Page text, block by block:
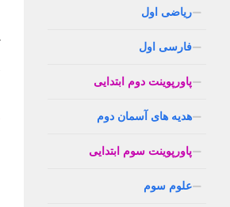
ریاضی اول
فارسی اول
پاورپوینت دوم ابتدایی
هدیه های آسمان دوم
پاورپوینت سوم ابتدایی
علوم سوم